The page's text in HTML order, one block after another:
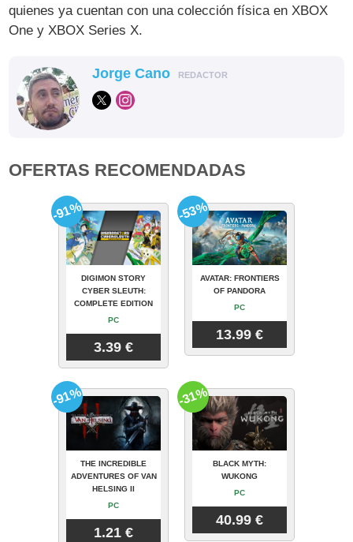
quienes ya cuentan con una colección física en XBOX
One y XBOX Series X.
Jorge Cano REDACTOR
OFERTAS RECOMENDADAS
DIGIMON STORY
CYBER SLEUTH:
COMPLETE EDITION
PC
3.39 €
-91%
AVATAR: FRONTIERS
OF PANDORA
PC
13.99 €
-53%
THE INCREDIBLE
ADVENTURES OF VAN
HELSING II
PC
1.21 €
-91%
BLACK MYTH:
WUKONG
PC
40.99 €
-31%